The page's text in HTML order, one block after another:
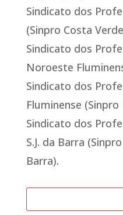
Sindicato dos
(Sinpro Costa
Sindicato dos
Noroeste
Sindicato dos
Fluminense (Sinpro
Sindicato dos
S.J. da Barra
Barra).